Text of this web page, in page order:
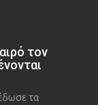
τον
τα